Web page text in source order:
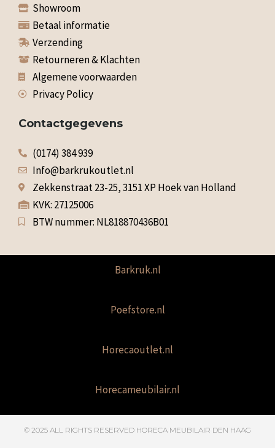
Showroom
Betaal informatie
Verzending
Retourneren & Klachten
Algemene voorwaarden
Privacy Policy
Contactgegevens
(0174) 384 939
Info@barkrukoutlet.nl
Zekkenstraat 23-25, 3151 XP Hoek van Holland
KVK: 27125006
BTW nummer: NL818870436B01
Barkruk.nl
Poefstore.nl
Horecaoutlet.nl
Horecameubilair.nl
© 2025 ALL RIGHTS RESERVED​ HORECA MEUBILAIR DEN HAAG